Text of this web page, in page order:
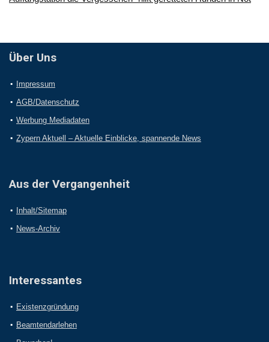
Über Uns
Impressum
AGB/Datenschutz
Werbung Mediadaten
Zypern Aktuell – Aktuelle Einblicke, spannende News
Aus der Vergangenheit
Inhalt/Sitemap
News-Archiv
Interessantes
Existenzgründung
Beamtendarlehen